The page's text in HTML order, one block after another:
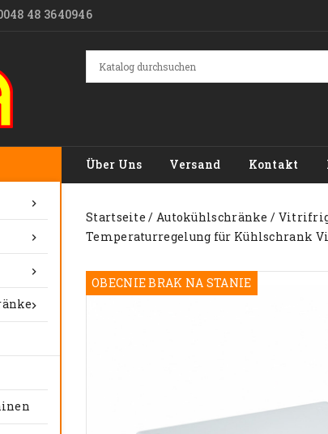
48 3640946
Über Uns Versand Kontakt




Startseite Autokühlschränke
Temperaturregelung für Kühlschrank
OBECNIE BRAK NA STANIE